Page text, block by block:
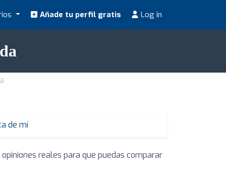
Añade tu perfil gratis Log in
de mí
reales para que puedas comparar